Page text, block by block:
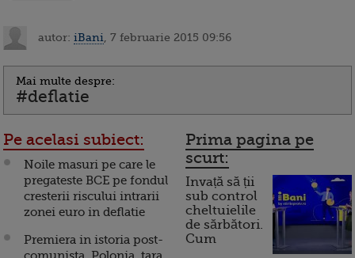
autor: iBani , 7 februarie 2015 09:56
Mai multe despre:
#deflatie
Pe acelasi subiect:
Noile masuri pe care le
pregateste BCE pe fondul
cresterii riscului intrarii
zonei euro in deflatie
Premiera in istoria post-
Prima pagina pe
scurt:
Invață să ții
sub control
cheltuielile
de sărbători.
Cum